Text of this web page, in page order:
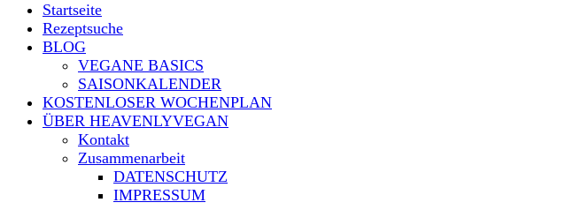
Startseite
Rezeptsuche
BLOG
VEGANE BASICS
SAISONKALENDER
KOSTENLOSER WOCHENPLAN
ÜBER HEAVENLYVEGAN
Kontakt
Zusammenarbeit
DATENSCHUTZ
IMPRESSUM